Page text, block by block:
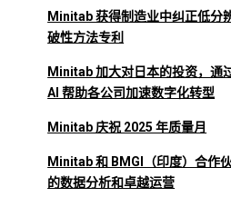
Minitab 获得制造业中纠正低分
破性方法专利
Minitab 加大对日本的投资，通
AI 帮助各公司加速数字化转型
Minitab 庆祝 2025 年质量月
Minitab 和 BMGI（印度）合作
的数据分析和卓越运营